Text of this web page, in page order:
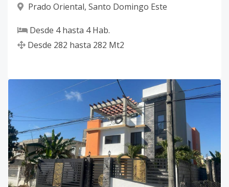
Prado Oriental, Santo Domingo Este
Desde 4 hasta 4Hab.
Desde 282 hasta 282 Mt2